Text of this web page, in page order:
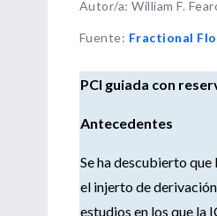
Autor/a: William F.
Fuente: Fractional
PCI guiada con
Antecedentes
Se ha descubierto
el injerto de
estudios en los que la